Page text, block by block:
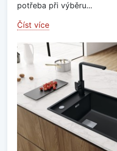
potřeba při výběru...
Číst více